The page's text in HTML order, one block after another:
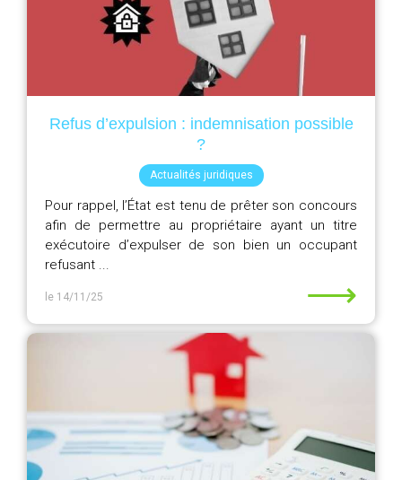
Refus d’expulsion : indemnisation possible
?
Actualités juridiques
Pour rappel, l’État est tenu de prêter son concours
afin de permettre au propriétaire ayant un titre
exécutoire d’expulser de son bien un occupant
refusant ...
le 14/11/25 ⟶